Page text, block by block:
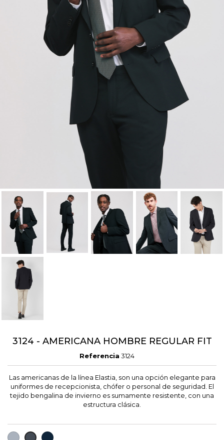
3124 - AMERICANA HOMBRE REGULAR FIT
Referencia 3124
Las americanas de la línea Elastia, son una opción elegante para
uniformes de recepcionista, chófer o personal de seguridad. El
tejido bengalina de invierno es sumamente resistente, con una
estructura clásica.
GRIS NEGROMARINO
Cancelar Crear lista de Favoritos
lista de deseos.
Cancelar Iniciar sesión